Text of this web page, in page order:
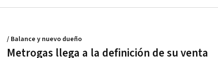
Metrogas llega a la definición de su venta
/ Balance y nuevo dueño